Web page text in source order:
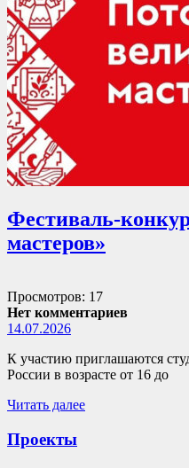
Фестиваль-
мастеров»
Просмотров: 17
Нет комментариев
14.07.2026
К участию приглашаются
России в возрасте от 16 до
Читать далее
Проекты